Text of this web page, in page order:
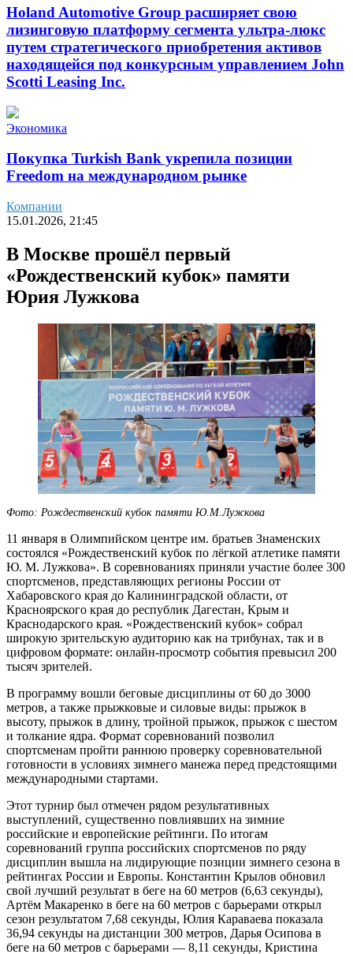
Holand Automotive Group расширяет свою
лизинговую платформу сегмента ультра-люкс
путем стратегического приобретения активов
находящейся под конкурсным управлением John
Scotti Leasing Inc.
Экономика
Покупка Turkish Bank укрепила позиции
Freedom на международном рынке
Компании
15.01.2026, 21:45
В Москве прошёл первый
«Рождественский кубок» памяти
Юрия Лужкова
Фото: Рождественский кубок памяти Ю.М.Лужкова
11 января в Олимпийском центре им. братьев Знаменских
состоялся «Рождественский кубок по лёгкой атлетике памяти
Ю. М. Лужкова». В соревнованиях приняли участие более 300
спортсменов, представляющих регионы России от
Хабаровского края до Калининградской области, от
Красноярского края до республик Дагестан, Крым и
Краснодарского края. «Рождественский кубок» собрал
широкую зрительскую аудиторию как на трибунах, так и в
цифровом формате: онлайн-просмотр события превысил 200
тысяч зрителей.
В программу вошли беговые дисциплины от 60 до 3000
метров, а также прыжковые и силовые виды: прыжок в
высоту, прыжок в длину, тройной прыжок, прыжок с шестом
и толкание ядра. Формат соревнований позволил
спортсменам пройти раннюю проверку соревновательной
готовности в условиях зимнего манежа перед предстоящими
международными стартами.
Этот турнир был отмечен рядом результативных
выступлений, существенно повлиявших на зимние
российские и европейские рейтинги. По итогам
соревнований группа российских спортсменов по ряду
дисциплин вышла на лидирующие позиции зимнего сезона в
рейтингах России и Европы. Константин Крылов обновил
свой лучший результат в беге на 60 метров (6,63 секунды),
Артём Макаренко в беге на 60 метров с барьерами открыл
сезон результатом 7,68 секунды, Юлия Караваева показала
36,94 секунды на дистанции 300 метров, Дарья Осипова в
беге на 60 метров с барьерами — 8,11 секунды, Кристина